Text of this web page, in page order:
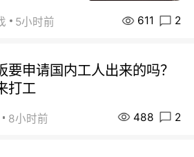
5小时前 611 2
要申请国内工人出来的吗？
打工
8小时前 488 2